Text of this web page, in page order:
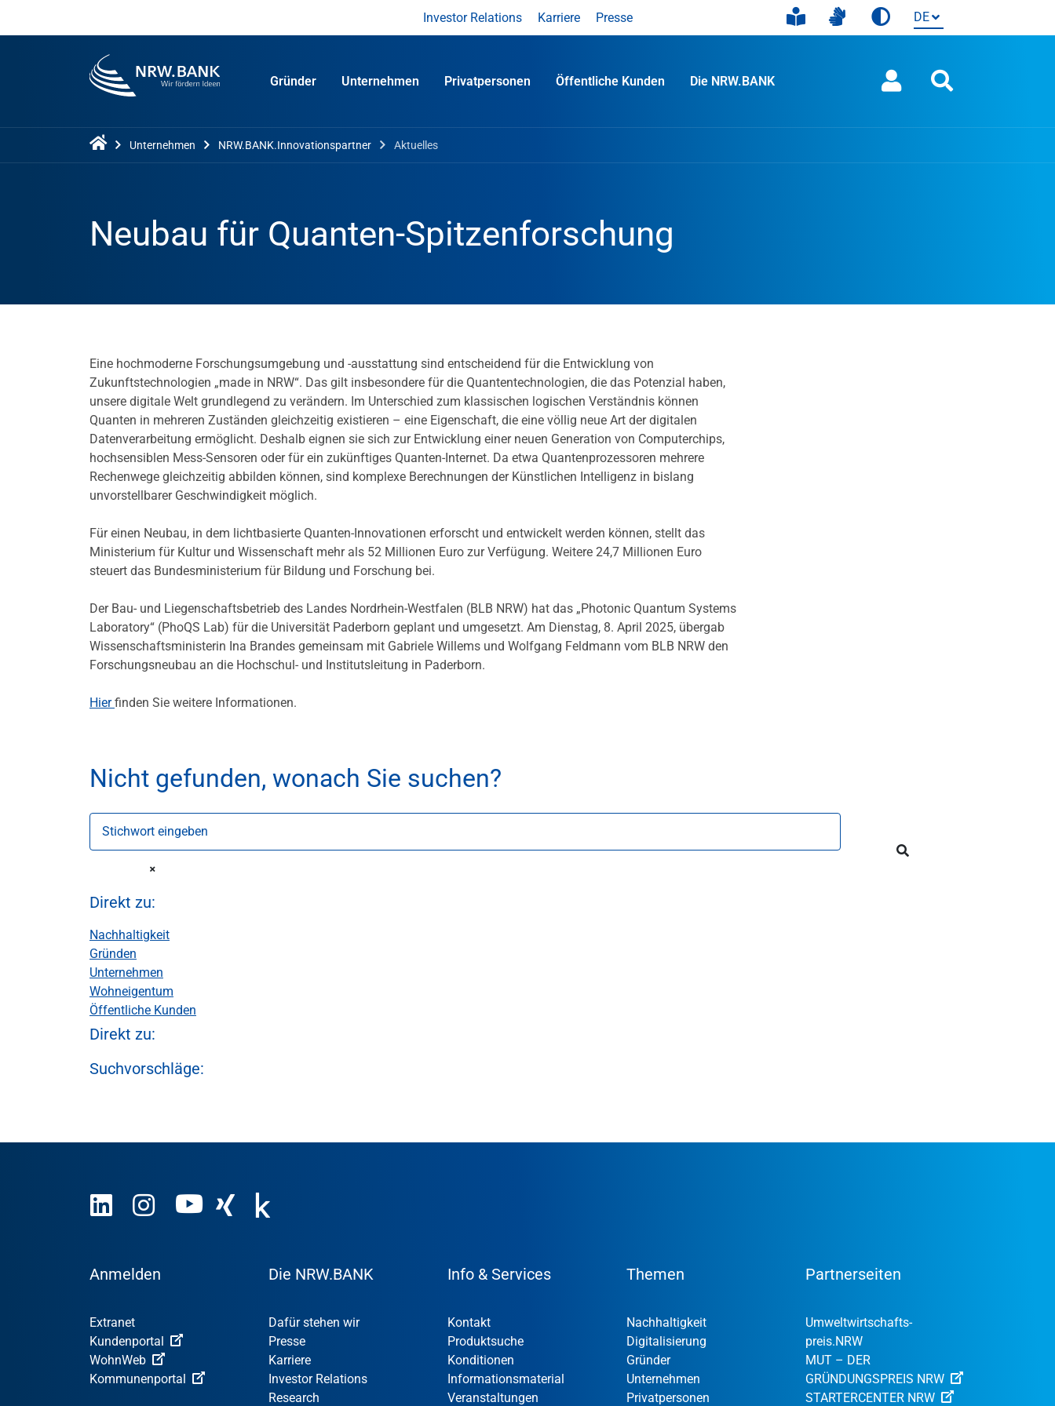
Investor Relations Karriere Presse
Gründer Unternehmen Privatpersonen Öffentliche Kunden Die NRW.BANK
Unternehmen NRW.BANK.Innovationspartner Aktuelles
Neubau für Quanten-Spitzenforschung
Eine hochmoderne Forschungsumgebung und -ausstattung sind entscheidend für die Entwicklung von
Zukunftstechnologien „made in NRW“. Das gilt insbesondere für die Quantentechnologien, die das Potenzial haben,
unsere digitale Welt grundlegend zu verändern. Im Unterschied zum klassischen logischen Verständnis können
Quanten in mehreren Zuständen gleichzeitig existieren – eine Eigenschaft, die eine völlig neue Art der digitalen
Datenverarbeitung ermöglicht. Deshalb eignen sie sich zur Entwicklung einer neuen Generation von Computerchips,
hochsensiblen Mess-Sensoren oder für ein zukünftiges Quanten-Internet. Da etwa Quantenprozessoren mehrere
Rechenwege gleichzeitig abbilden können, sind komplexe Berechnungen der Künstlichen Intelligenz in bislang
unvorstellbarer Geschwindigkeit möglich.
Für einen Neubau, in dem lichtbasierte Quanten-Innovationen erforscht und entwickelt werden können, stellt das
Ministerium für Kultur und Wissenschaft mehr als 52 Millionen Euro zur Verfügung. Weitere 24,7 Millionen Euro
steuert das Bundesministerium für Bildung und Forschung bei.
Der Bau- und Liegenschaftsbetrieb des Landes Nordrhein-Westfalen (BLB NRW) hat das „Photonic Quantum Systems
Laboratory“ (PhoQS Lab) für die Universität Paderborn geplant und umgesetzt. Am Dienstag, 8. April 2025, übergab
Wissenschaftsministerin Ina Brandes gemeinsam mit Gabriele Willems und Wolfgang Feldmann vom BLB NRW den
Forschungsneubau an die Hochschul- und Institutsleitung in Paderborn.
Hierfinden Sie weitere Informationen.
Nicht gefunden, wonach Sie suchen?
Stichwort eingeben
Direkt zu:
Nachhaltigkeit
Gründen
Unternehmen
Wohneigentum
Öffentliche Kunden
Direkt zu:
Suchvorschläge:
Anmelden
Extranet
Kundenportal
WohnWeb
Kommunenportal
Die NRW.BANK
Dafür stehen wir
Presse
Karriere
Investor Relations
Research
Info & Services
Kontakt
Produktsuche
Konditionen
Informationsmaterial
Veranstaltungen
Themen
Nachhaltigkeit
Digitalisierung
Gründer
Unternehmen
Privatpersonen
Partnerseiten
Umweltwirtschafts­
preis.NRW
MUT – DER
GRÜNDUNGSPREIS NRW
STARTERCENTER NRW